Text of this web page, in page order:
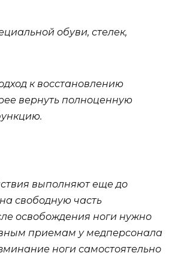
обуви, стелек,
к восстановлению
вернуть полноценную
выполняют еще до
свободную часть
освобождения ноги нужно
приемам у медперсонала
ноги самостоятельно